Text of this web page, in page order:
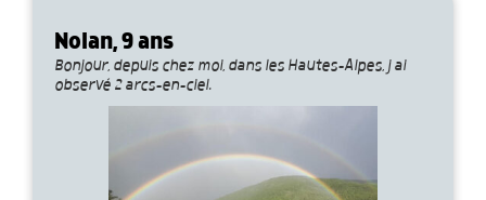
Nolan, 9 ans
Bonjour, depuis chez moi, dans les Hautes-Alpes, j ai
observé 2 arcs-en-ciel.